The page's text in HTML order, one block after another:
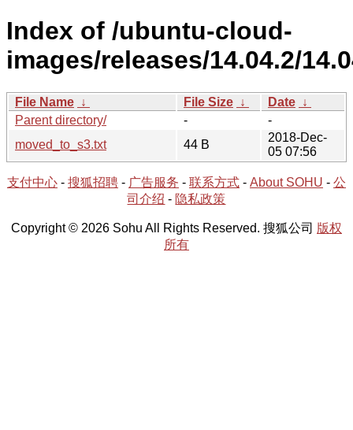
Index of /ubuntu-cloud-
images/releases/14.04.2/
File Name ↓ File Size ↓ Date ↓
Parent directory/
-
-
moved_to_s3.txt
44 B
2018-Dec-
05 07:56
支付中心 - 搜狐招聘 - 广告服务 - 联系方式 - About SOHU - 公
司介绍 - 隐私政策
Copyright © 2026 Sohu All Rights Reserved. 搜狐公司 版权
所有